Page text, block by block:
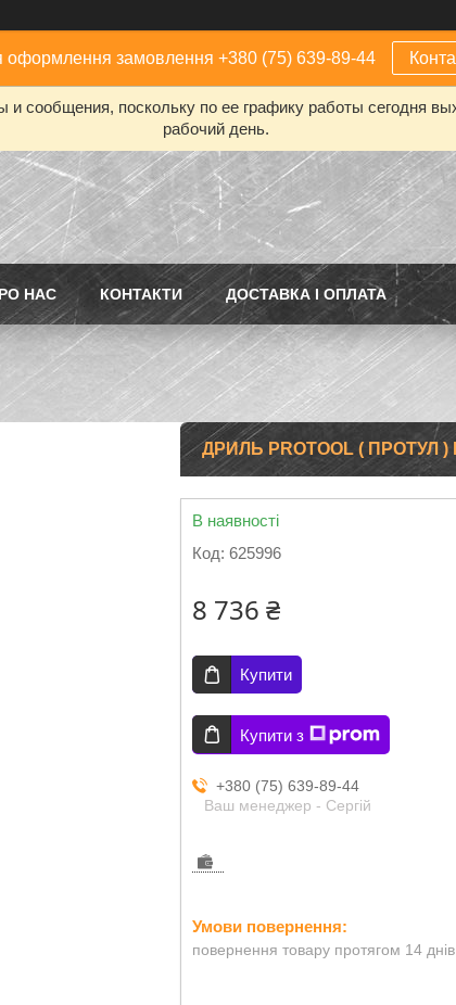
оформлення замовлення +380 (75) 639-89-44
сообщения, поскольку по ее графику работы сегодня
рабочий день.
НАС КОНТАКТИ ДОСТАВКА І ОПЛАТА
ДРИЛЬ PROTOOL ( ПРОТУЛ )
В наявності
Код: 625996
8 736 ₴
Купити
Купити з
+380 (75) 639-89-44
Ваш менеджер - Сергій
повернення товару протягом 14 днів